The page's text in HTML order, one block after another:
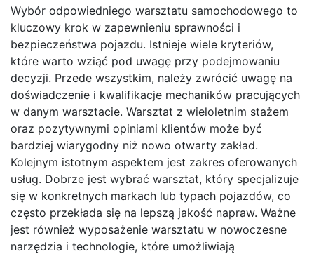
Wybór odpowiedniego warsztatu samochodowego to
kluczowy krok w zapewnieniu sprawności i
bezpieczeństwa pojazdu. Istnieje wiele kryteriów,
które warto wziąć pod uwagę przy podejmowaniu
decyzji. Przede wszystkim, należy zwrócić uwagę na
doświadczenie i kwalifikacje mechaników pracujących
w danym warsztacie. Warsztat z wieloletnim stażem
oraz pozytywnymi opiniami klientów może być
bardziej wiarygodny niż nowo otwarty zakład.
Kolejnym istotnym aspektem jest zakres oferowanych
usług. Dobrze jest wybrać warsztat, który specjalizuje
się w konkretnych markach lub typach pojazdów, co
często przekłada się na lepszą jakość napraw. Ważne
jest również wyposażenie warsztatu w nowoczesne
narzędzia i technologie, które umożliwiają